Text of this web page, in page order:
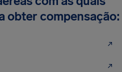
obter compensação: